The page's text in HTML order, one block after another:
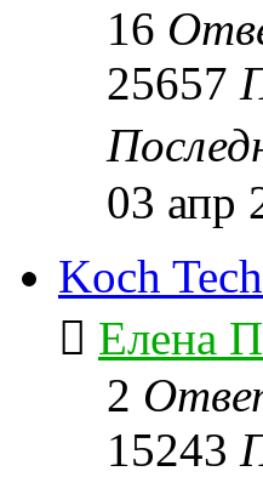
16
25657
03 апр
Koch
Елена
2
15243